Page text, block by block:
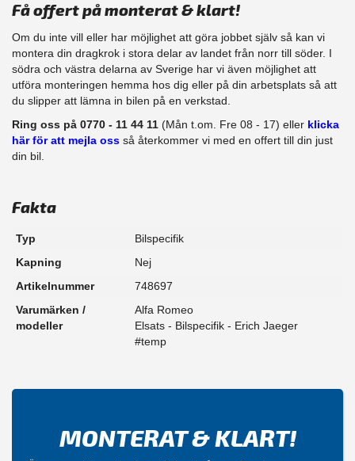
Få offert på monterat & klart!
Om du inte vill eller har möjlighet att göra jobbet själv så kan vi
montera din dragkrok i stora delar av landet från norr till söder. I
södra och västra delarna av Sverige har vi även möjlighet att
​utföra monteringen hemma hos dig eller på din arbetsplats så att
du slipper att lämna in bilen på en verkstad.
Ring oss på 0770 - 11 44 11 (Mån t.om. Fre 08 - 17) eller klicka
här för att mejla oss så återkommer vi med en offert till din just
din bil.
Fakta
Typ
Bilspecifik
Kapning
Nej
Artikelnummer
748697
Varumärken /
modeller
Alfa Romeo
Elsats - Bilspecifik - Erich Jaeger
#temp
MONTERAT & KLART!